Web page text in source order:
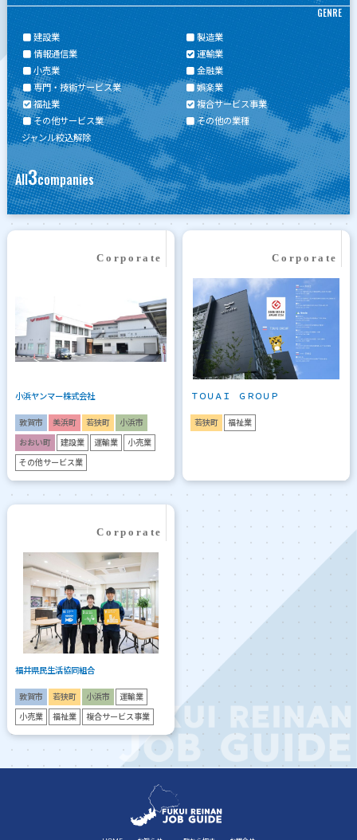
GENRE
建設業
製造業
情報通信業
運輸業
小売業
金融業
専門・技術サービス業
娯楽業
福祉業
複合サービス事業
その他サービス業
その他の業種
ジャンル絞込解除
All3companies
小浜ヤンマー株式会社
敦賀市 美浜町 若狭町 小浜市
おおい町 建設業 運輸業 小売業
その他サービス業
ＴＯＵＡＩ ＧＲＯＵＰ
若狭町 福祉業
福井県民生活協同組合
敦賀市 若狭町 小浜市 運輸業
小売業 福祉業 複合サービス事業